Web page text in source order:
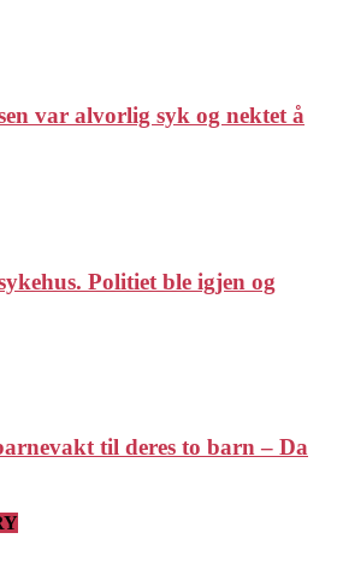
var alvorlig syk og nektet å
Politiet ble igjen og
til deres to barn – Da